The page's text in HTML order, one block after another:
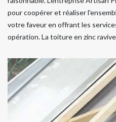
pour coopérer et réaliser
votre faveur en offrant les
opération. La toiture en zinc